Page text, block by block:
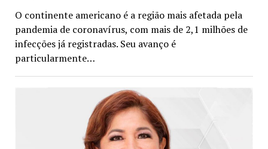
O continente americano é a região mais afetada pela
pandemia de coronavírus, com mais de 2,1 milhões de
infecções já registradas. Seu avanço é
particularmente…